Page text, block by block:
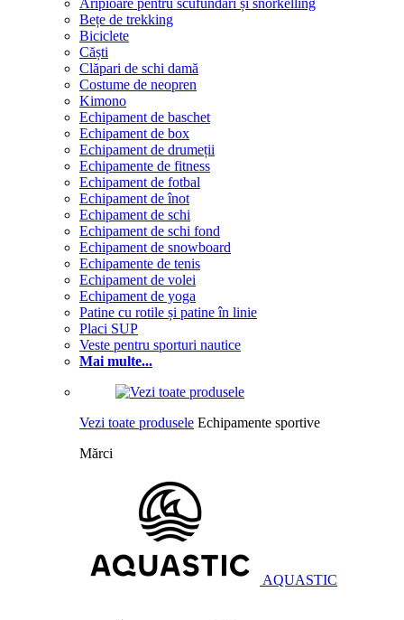
Aripioare pentru scufundări și snorkelling
Bețe de trekking
Biciclete
Căști
Clăpari de schi damă
Costume de neopren
Kimono
Echipament de baschet
Echipament de box
Echipament de drumeții
Echipamente de fitness
Echipament de fotbal
Echipament de înot
Echipament de schi
Echipament de schi fond
Echipament de snowboard
Echipamente de tenis
Echipament de volei
Echipament de yoga
Patine cu rotile și patine în linie
Placi SUP
Veste pentru sporturi nautice
Mai multe...
Vezi toate produsele Echipamente sportive
Mărci
AQUASTIC